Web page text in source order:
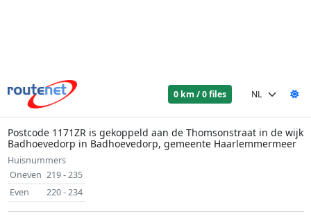
0 km / 0 files
Postcode 1171ZR is gekoppeld aan de Thomsonstraat in de wijk
Badhoevedorp in Badhoevedorp, gemeente Haarlemmermeer
Huisnummers
Oneven 219 - 235
Even
220 - 234